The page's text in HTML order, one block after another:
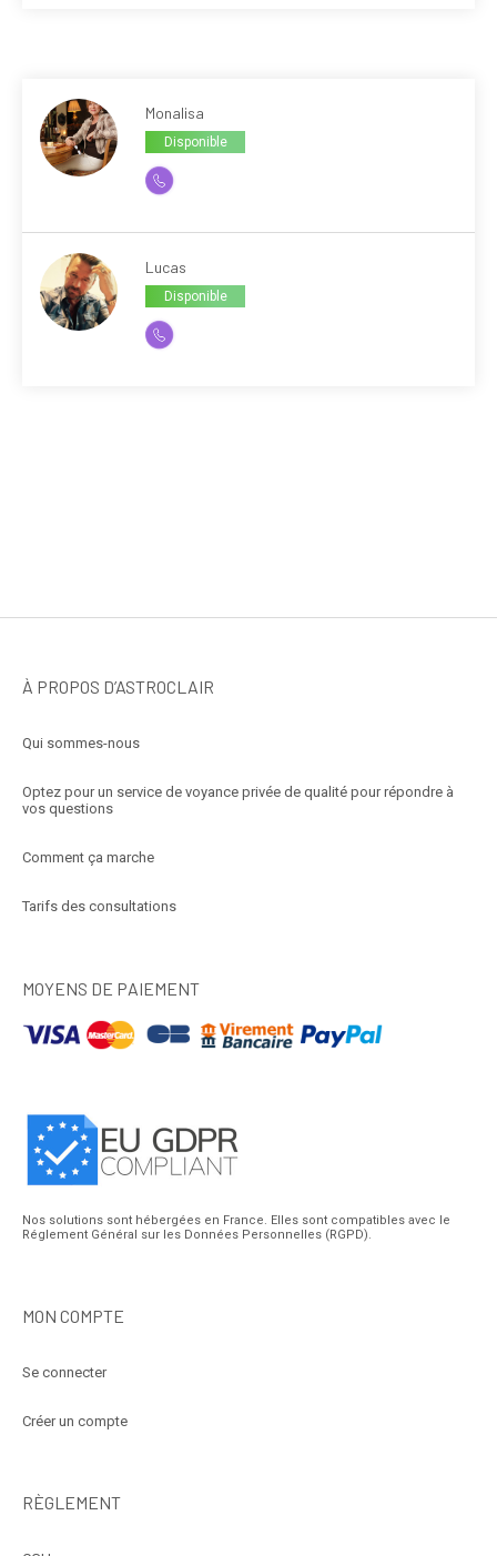
Monalisa
Disponible
Lucas
Disponible
À PROPOS D’ASTROCLAIR
Qui sommes-nous
Optez pour un service de voyance privée de qualité pour répondre à
vos questions
Comment ça marche
Tarifs des consultations
MOYENS DE PAIEMENT
Nos solutions sont hébergées en France. Elles sont compatibles avec le
Réglement Général sur les Données Personnelles (RGPD).
MON COMPTE
Se connecter
Créer un compte
RÈGLEMENT